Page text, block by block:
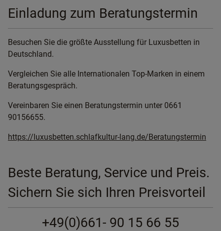
Einladung zum Beratungstermin
Besuchen Sie die größte Ausstellung für Luxusbetten in
Deutschland.
Vergleichen Sie alle Internationalen Top-Marken in einem
Beratungsgespräch.
Vereinbaren Sie einen Beratungstermin unter 0661
90156655.
https://luxusbetten.schlafkultur-lang.de/Beratungstermin
Beste Beratung, Service und Preis.
Sichern Sie sich Ihren Preisvorteil
+49(0)661- 90 15 66 55